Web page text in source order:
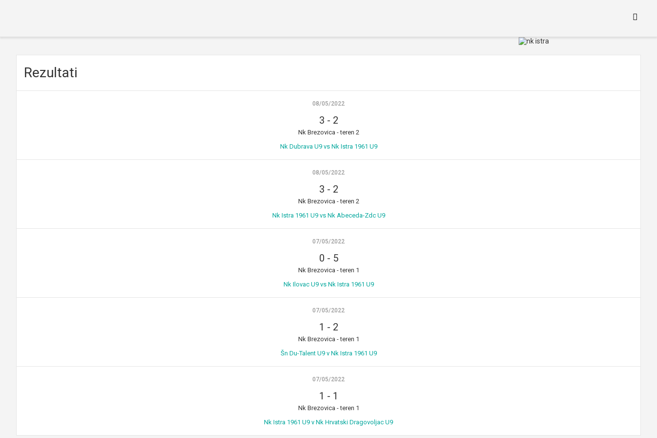
Rezultati
Novosti
Rezultati
08/05/2022
3 - 2
Nk Brezovica - teren 2
Nk Dubrava U9 vs Nk Istra 1961 U9
08/05/2022
3 - 2
Nk Brezovica - teren 2
Nk Istra 1961 U9 vs Nk Abeceda-Zdc U9
07/05/2022
0 - 5
Nk Brezovica - teren 1
Nk Ilovac U9 vs Nk Istra 1961 U9
07/05/2022
1 - 2
Nk Brezovica - teren 1
Šn Du-Talent U9 v Nk Istra 1961 U9
07/05/2022
1 - 1
Nk Brezovica - teren 1
Nk Istra 1961 U9 v Nk Hrvatski Dragovoljac U9